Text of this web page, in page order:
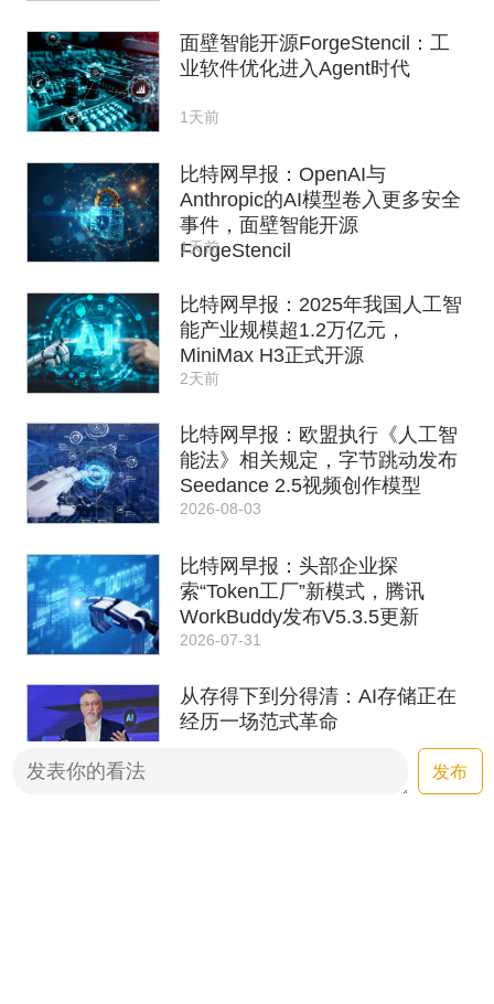
面壁智能开源ForgeStencil：工
业软件优化进入Agent时代
1天前
比特网早报：OpenAI与
Anthropic的AI模型卷入更多安全
事件，面壁智能开源
ForgeStencil
1天前
比特网早报：2025年我国人工智
能产业规模超1.2万亿元，
MiniMax H3正式开源
2天前
比特网早报：欧盟执行《人工智
能法》相关规定，字节跳动发布
Seedance 2.5视频创作模型
2026-08-03
比特网早报：头部企业探
索“Token工厂”新模式，腾讯
WorkBuddy发布V5.3.5更新
2026-07-31
从存得下到分得清：AI存储正在
经历一场范式革命
发布